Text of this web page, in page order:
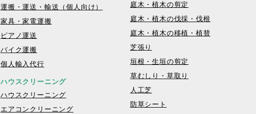
運搬・運送・輸送（個人向け）
家具・家電運搬
ピアノ運送
バイク運搬
個人輸入代行
ハウスクリーニング
ハウスクリーニング
エアコンクリーニング
庭木・植木の剪定
庭木・植木の伐採・伐根
庭木・植木の移植・植替
芝張り
垣根・生垣の剪定
草むしり・草取り
人工芝
防草シート